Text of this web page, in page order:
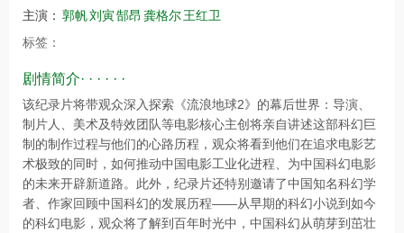
主演： 郭帆刘寅郜昂 龚格尔王红卫
标签：
剧情简介· · · · · ·
该纪录片将带观众深入探索《流浪地球2》的幕后世界：导演、
制片人、美术及特效团队等电影核心主创将亲自讲述这部科幻巨
制的制作过程与他们的心路历程，观众将看到他们在追求电影艺
术极致的同时，如何推动中国电影工业化进程、为中国科幻电影
的未来开辟新道路。此外，纪录片还特别邀请了中国知名科幻学
者、作家回顾中国科幻的发展历程——从早期的科幻小说到如今
的科幻电影，观众将了解到百年时光中，中国科幻从萌芽到茁壮